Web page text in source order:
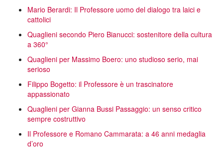
Mario Berardi: Il Professore uomo del dialogo tra laici e
cattolici
Quaglieni secondo Piero Bianucci: sostenitore della cultura
a 360°
Quaglieni per Massimo Boero: uno studioso serio, mai
serioso
Filippo Bogetto: il Professore è un trascinatore
appassionato
Quaglieni per Gianna Bussi Passaggio: un senso critico
sempre costruttivo
Il Professore e Romano Cammarata: a 46 anni medaglia
d’oro